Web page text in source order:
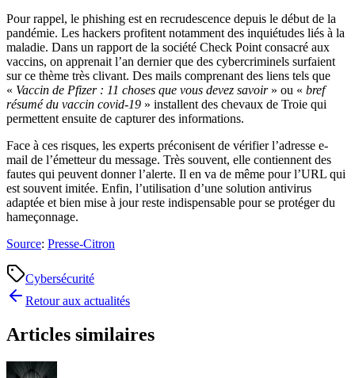
Pour rappel, le phishing est en recrudescence depuis le début de la
pandémie. Les hackers profitent notamment des inquiétudes liés à la
maladie. Dans un rapport de la société Check Point consacré aux
vaccins, on apprenait l’an dernier que des cybercriminels surfaient
sur ce thème très clivant. Des mails comprenant des liens tels que
« Vaccin de Pfizer : 11 choses que vous devez savoir» ou « bref
résumé du vaccin covid-19 » installent des chevaux de Troie qui
permettent ensuite de capturer des informations.
Face à ces risques, les experts préconisent de vérifier l’adresse e-
mail de l’émetteur du message. Très souvent, elle contiennent des
fautes qui peuvent donner l’alerte. Il en va de même pour l’URL qui
est souvent imitée. Enfin, l’utilisation d’une solution antivirus
adaptée et bien mise à jour reste indispensable pour se protéger du
hameçonnage.
Source: Presse-Citron
Cybersécurité
Retour aux actualités
Articles similaires